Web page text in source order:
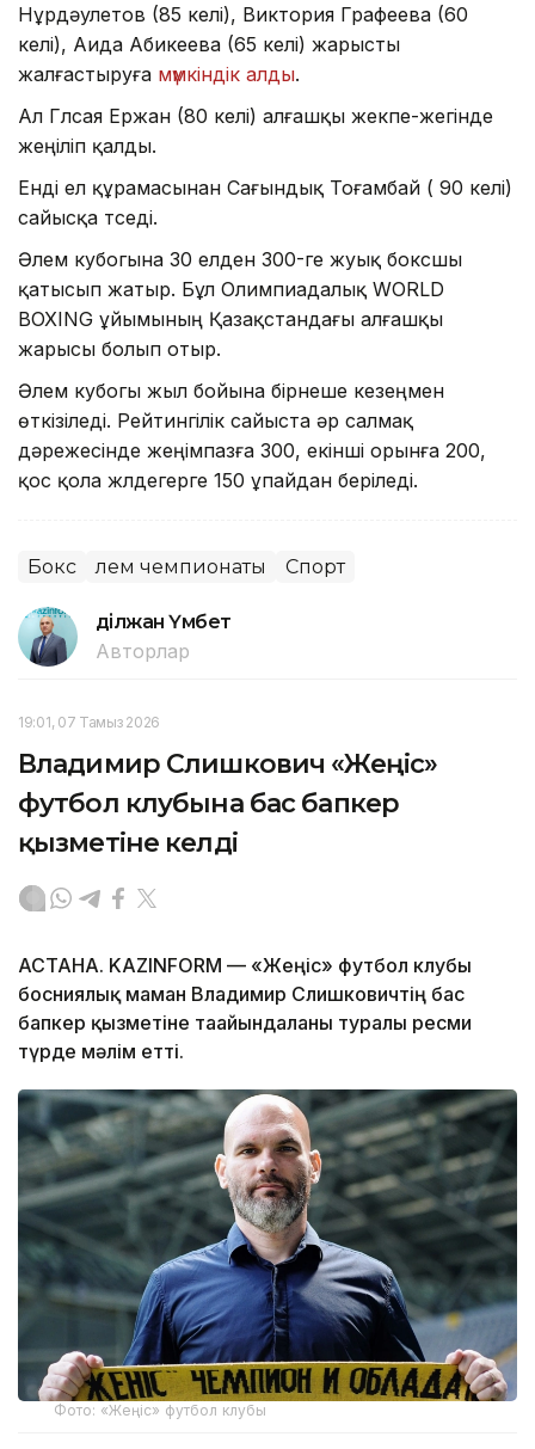
Нұрдәулетов (85 келі), Виктория Графеева (60
келі), Аида Абикеева (65 келі) жарысты
жалғастыруға мүмкіндік алды.
Ал Гүлсая Ержан (80 келі) алғашқы жекпе-жегінде
жеңіліп қалды.
Енді ел құрамасынан Сағындық Тоғамбай ( 90 келі)
сайысқа түседі.
Әлем кубогына 30 елден 300-ге жуық боксшы
қатысып жатыр. Бұл Олимпиадалық WORLD
BOXING ұйымының Қазақстандағы алғашқы
жарысы болып отыр.
Әлем кубогы жыл бойына бірнеше кезеңмен
өткізіледі. Рейтингілік сайыста әр салмақ
дәрежесінде жеңімпазға 300, екінші орынға 200,
қос қола жүлдегерге 150 ұпайдан беріледі.
Бокс әлем чемпионаты Спорт
Әділжан Үмбет
Авторлар
19:01, 07 Тамыз 2026
Владимир Слишкович «Жеңіс»
футбол клубына бас бапкер
қызметіне келді
АСТАНА. KAZINFORM — «Жеңіс» футбол клубы
босниялық маман Владимир Слишковичтің бас
бапкер қызметіне тағайындалғаны туралы ресми
түрде мәлім етті.
Фото: «Жеңіс» футбол клубы